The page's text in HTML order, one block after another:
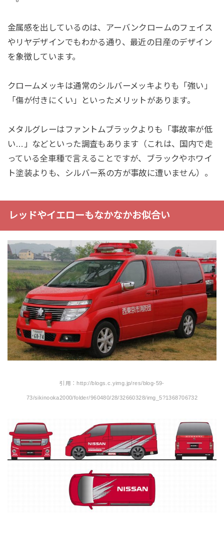
金属感を出しているのは、アーバンクロームのフェイス
やリヤデザインでもわかる通り、最近の日産のデザイン
を象徴しています。
クロームメッキは通常のシルバーメッキよりも「強い」
「傷が付きにくい」といったメリットがあります。
メタルグレーはファントムブラックよりも「事故率が低
い…」などといった調査もあります（これは、国内で走
っている全車種で言えることですが、ブラックやホワイ
ト塗装よりも、シルバー系の方が事故に遭いません）。
レッドやイエローもなかなかお似合い
引用：http://blogs.c.yimg.jp/res/blog-59-
73/sikinooka2000/folder/960480/28/32660328/img_5?1368706732